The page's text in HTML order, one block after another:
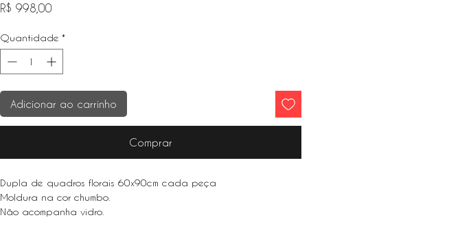
R$ 998,00Preço
Quantidade *
Adicionar ao carrinho
Comprar
Dupla de quadros florais 60x90cm cada peça
Moldura na cor chumbo.
Não acompanha vidro.